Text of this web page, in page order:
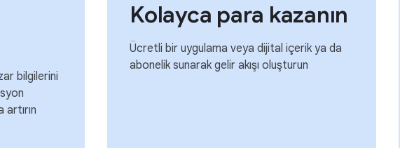
bilgilerini
artırın
Kolayca para kazanın
Ücretli bir uygulama veya dijital içerik ya da
abonelik sunarak gelir akışı oluşturun